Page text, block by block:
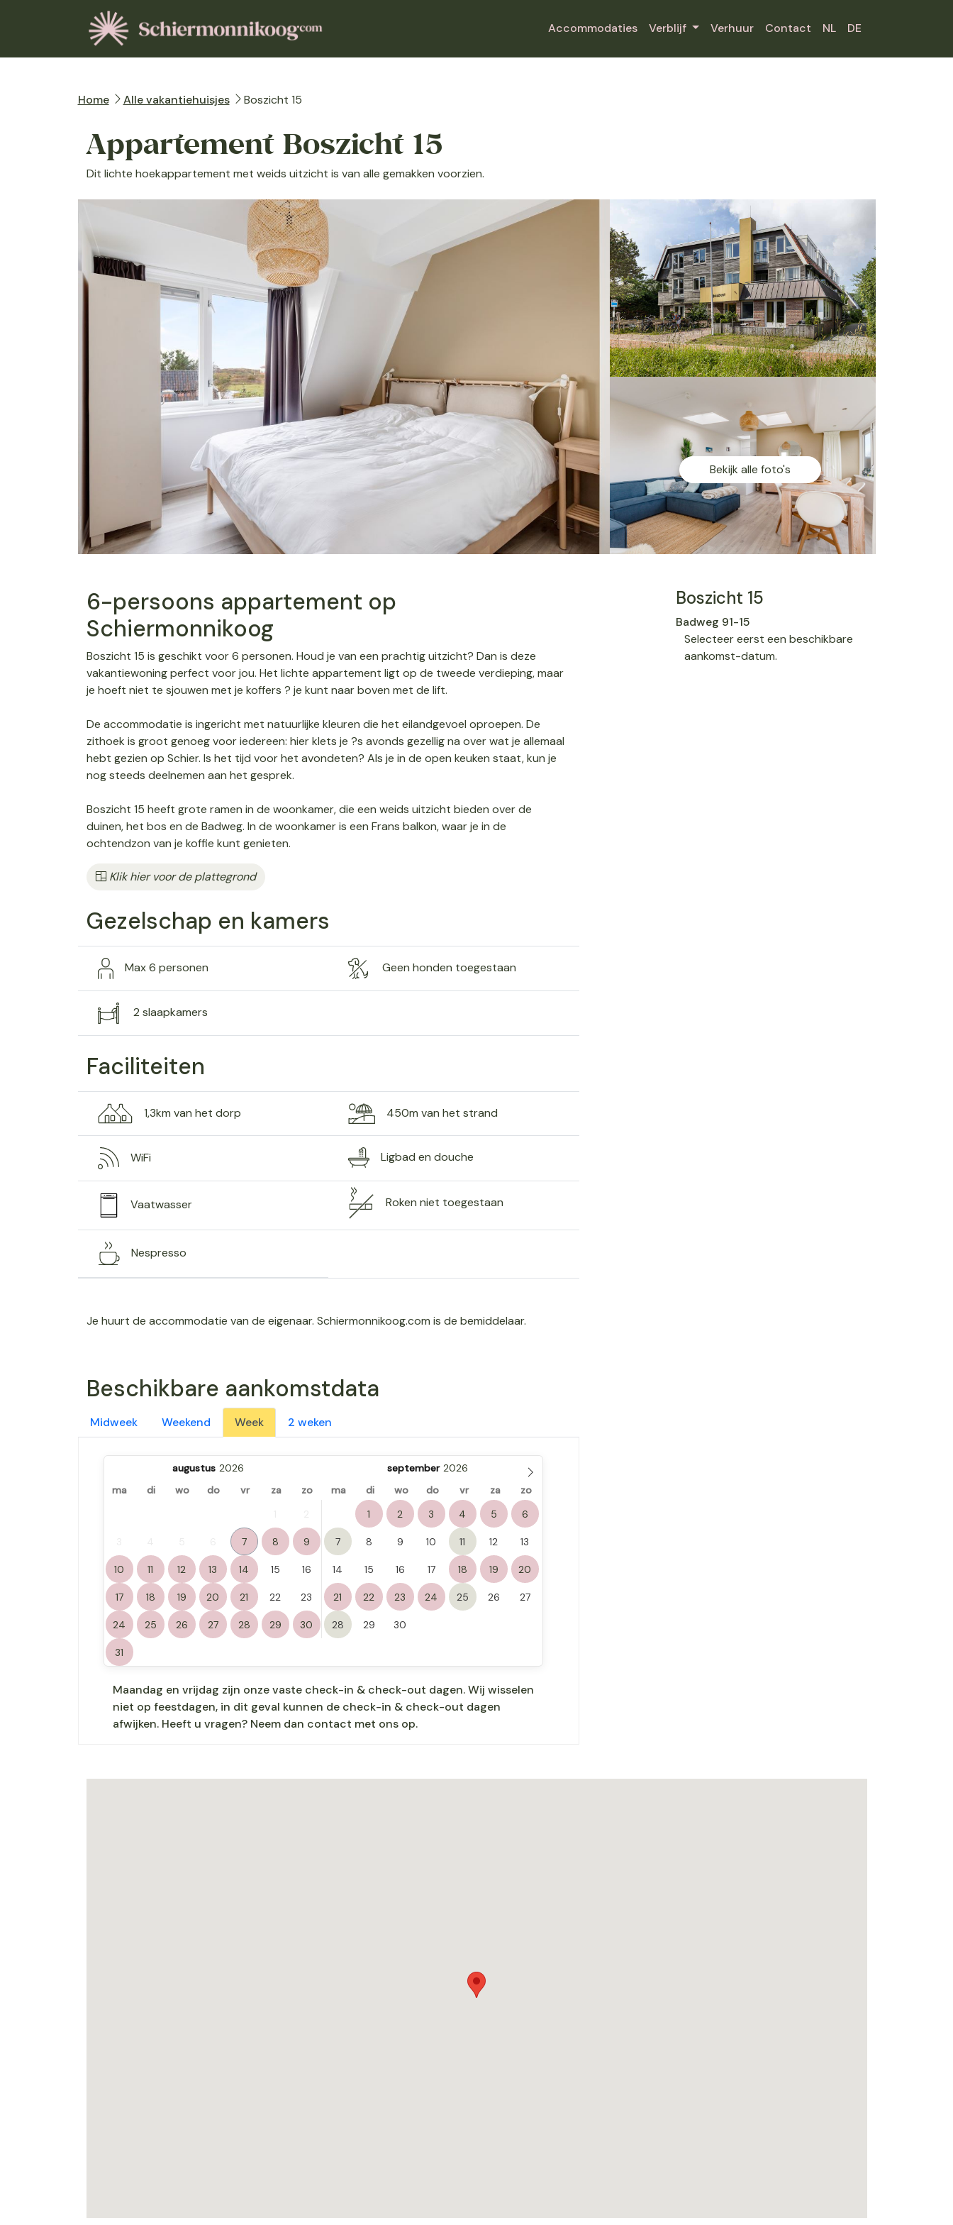
Accommodaties Verblijf Verhuur Contact NL DE
Home Alle vakantiehuisjes Boszicht 15
Appartement Boszicht 15
Dit lichte hoekappartement met weids uitzicht is van alle gemakken voorzien.
Bekijk alle foto's
6-persoons appartement op
Schiermonnikoog
Boszicht 15 is geschikt voor 6 personen. Houd je van een prachtig uitzicht? Dan is deze
vakantiewoning perfect voor jou. Het lichte appartement ligt op de tweede verdieping, maar
je hoeft niet te sjouwen met je koffers ? je kunt naar boven met de lift.
De accommodatie is ingericht met natuurlijke kleuren die het eilandgevoel oproepen. De
zithoek is groot genoeg voor iedereen: hier klets je ?s avonds gezellig na over wat je allemaal
hebt gezien op Schier. Is het tijd voor het avondeten? Als je in de open keuken staat, kun je
nog steeds deelnemen aan het gesprek.
Boszicht 15 heeft grote ramen in de woonkamer, die een weids uitzicht bieden over de
duinen, het bos en de Badweg. In de woonkamer is een Frans balkon, waar je in de
ochtendzon van je koffie kunt genieten.
Klik hier voor de plattegrond
Gezelschap en kamers
Max 6 personen Geen honden toegestaan
2 slaapkamers
Faciliteiten
1,3km van het dorp 450m van het strand
WiFi Ligbad en douche
Vaatwasser Roken niet toegestaan
Nespresso
Je huurt de accommodatie van de eigenaar. Schiermonnikoog.com is de bemiddelaar.
Beschikbare aankomstdata
Midweek Weekend Week 2 weken
augustus
september
ma
di wo do vr za zo ma di wo do vr za
zo
7 8 9
10 11 12 13 14 15 16
17 18 19 20 21 22 23
24 25 26 27 28 29 30
31
1 2 3 4 5 6
7 8 9 10 11 12 13
14 15 16 17 18 19 20
21 22 23 24 25 26 27
28 29 30
Maandag en vrijdag zijn onze vaste check-in & check-out dagen. Wij wisselen
niet op feestdagen, in dit geval kunnen de check-in & check-out dagen
afwijken. Heeft u vragen? Neem dan contact met ons op.
Boszicht 15
Badweg 91-15
Selecteer eerst een beschikbare
aankomst-datum.